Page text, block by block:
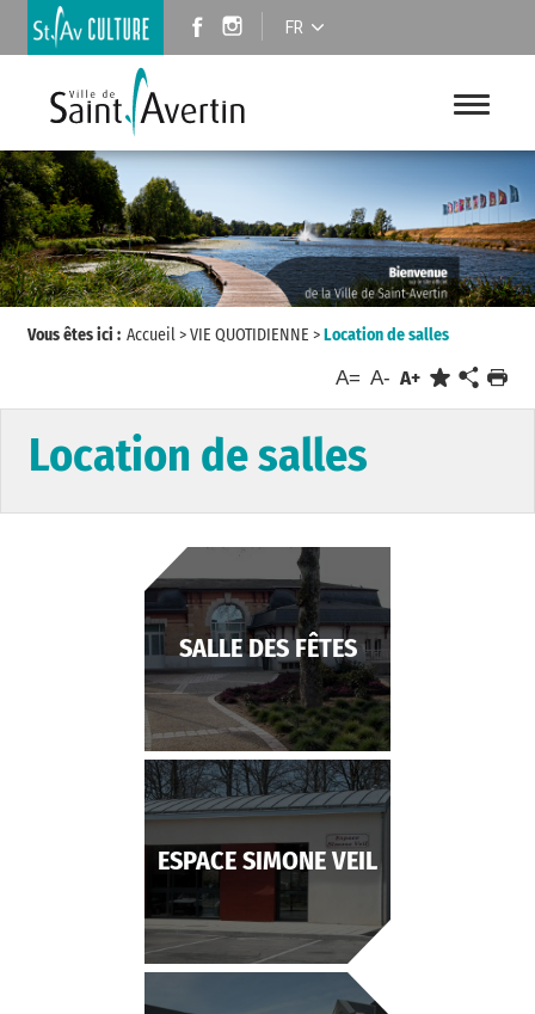
FR
Vous êtes ici : Accueil>VIE QUOTIDIENNE >Location de salles
A= A- A+
Location de salles
SALLE DES FÊTES
ESPACE SIMONE VEIL